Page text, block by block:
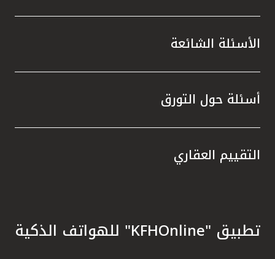
الأسئلة الشائعة
أسئلة حول التورق
التقييم العقاري
تطبيق "KFHOnline" للهواتف الذكية